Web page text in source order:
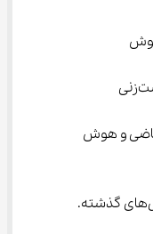
و هوش